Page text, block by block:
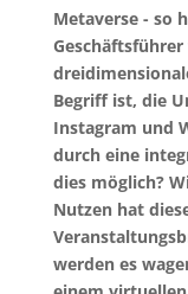
Metaverse - so
Begriff ist, die
Instagram und
durch eine
dies möglich?
Nutzen hat
werden es